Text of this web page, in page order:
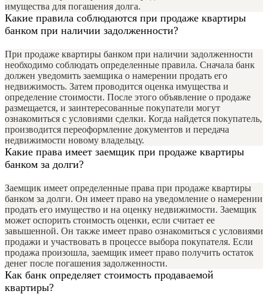
имущества для погашения долга.
Какие правила соблюдаются при продаже квартиры
банком при наличии задолженности?
При продаже квартиры банком при наличии задолженности
необходимо соблюдать определенные правила. Сначала банк
должен уведомить заемщика о намерении продать его
недвижимость. Затем проводится оценка имущества и
определение стоимости. После этого объявление о продаже
размещается, и заинтересованные покупатели могут
ознакомиться с условиями сделки. Когда найдется покупатель,
производится переоформление документов и передача
недвижимости новому владельцу.
Какие права имеет заемщик при продаже квартиры
банком за долги?
Заемщик имеет определенные права при продаже квартиры
банком за долги. Он имеет право на уведомление о намерении
продать его имущество и на оценку недвижимости. Заемщик
может оспорить стоимость оценки, если считает ее
завышенной. Он также имеет право ознакомиться с условиями
продажи и участвовать в процессе выбора покупателя. Если
продажа произошла, заемщик имеет право получить остаток
денег после погашения задолженности.
Как банк определяет стоимость продаваемой
квартиры?